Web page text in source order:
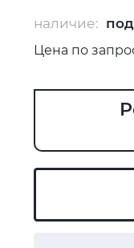
наличие:
Цена по